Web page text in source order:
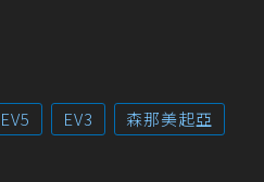
EV5 EV3
森那美起亞